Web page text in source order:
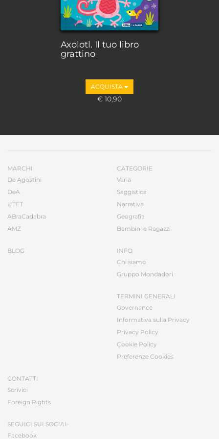
Axolotl. Il tuo libro
grattino
ACQUISTA
€ 10,90
MARCHI
De Agostini
DeA
UTET
ABraCadabra
AMZ
BLOG
CATEGORIE
Varia
Saggistica
Narrativa
Geografia
Bambini e Ragazzi
INFO
Chi siamo
Gruppo Mondadori
TERMINI GENERALI
Governance
Informativa sulla Privacy
Privacy Policy
Cookie Policy
Preferenze Cookies
CONTATTI
Scrivici
Foreign Rights
SEGUICI SUI SOCIAL
Facebook